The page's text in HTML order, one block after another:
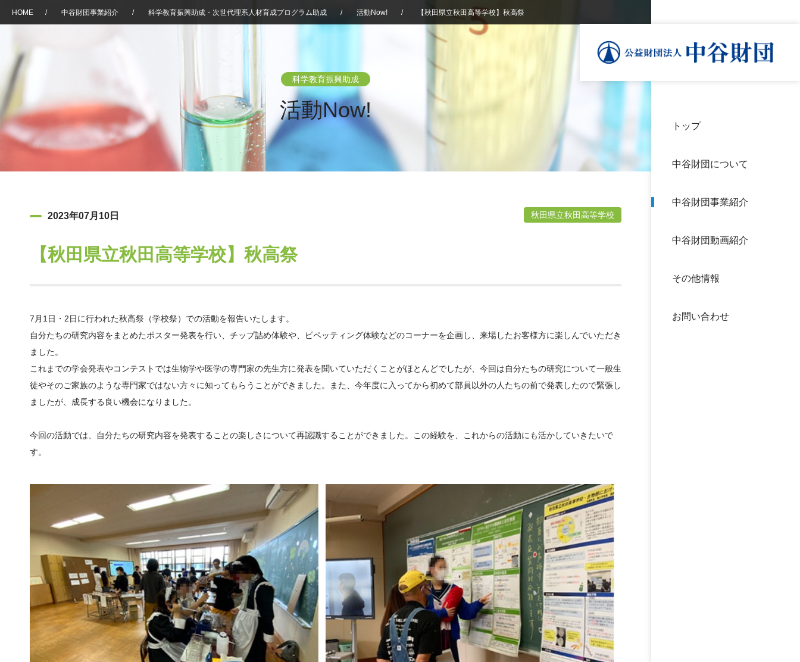
トップ
中谷財団について
中谷財団事業紹介
中谷財団動画紹介
その他情報
お問い合わせ
HOME / 中谷財団事業紹介 / 科学教育振興助成・次世代理系人材育成プログラム助成 / 活動Now! / 【秋田県立秋田高等学校】秋高祭
科学教育振興助成
活動Now!
2023年07月10日 秋田県立秋田高等学校
【秋田県立秋田高等学校】秋高祭
7月1日・2日に行われた秋高祭（学校祭）での活動を報告いたします。
自分たちの研究内容をまとめたポスター発表を行い、チップ詰め体験や、ピペッティング体験などのコーナーを企画し、来場したお客様方に楽しんでいただき
ました。
これまでの学会発表やコンテストでは生物学や医学の専門家の先生方に発表を聞いていただくことがほとんどでしたが、今回は自分たちの研究について一般生
徒やそのご家族のような専門家ではない方々に知ってもらうことができました。また、今年度に入ってから初めて部員以外の人たちの前で発表したので緊張し
ましたが、成長する良い機会になりました。
今回の活動では、自分たちの研究内容を発表することの楽しさについて再認識することができました。この経験を、これからの活動にも活かしていきたいで
す。